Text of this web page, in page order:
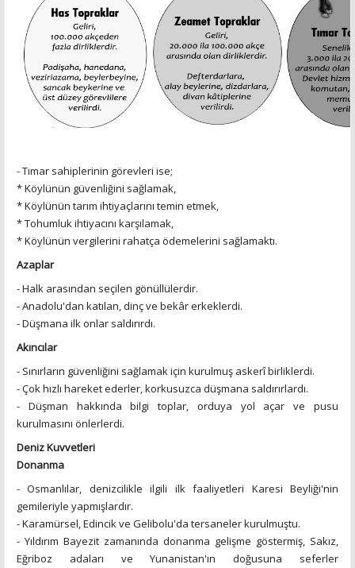
- Tımar sahiplerinin görevleri ise;
* Köylünün güvenliğini sağlamak,
* Köylünün tarım ihtiyaçlarını temin etmek,
* Tohumluk ihtiyacını karşılamak,
* Köylünün vergilerini rahatça ödemelerini sağlamaktı.
Azaplar
- Halk arasından seçilen gönüllülerdir.
- Anadolu'dan katılan, dinç ve bekâr erkeklerdi.
- Düşmana ilk onlar saldırırdı.
Akıncılar
- Sınırların güvenliğini sağlamak için kurulmuş askerî birliklerdi.
- Çok hızlı hareket ederler, korkusuzca düşmana saldırırlardı.
- Düşman hakkında bilgi toplar, orduya yol açar ve pusu
kurulmasını önlerlerdi.
Deniz Kuvvetleri
Donanma
- Osmanlılar, denizcilikle ilgili ilk faaliyetleri Karesi Beyliği'nin
gemileriyle yapmışlardır.
- Karamürsel, Edincik ve Gelibolu'da tersaneler kurulmuştu.
- Yıldırım Bayezit zamanında donanma gelişme göstermiş, Sakız,
Eğriboz adaları ve Yunanistan'ın doğusuna seferler